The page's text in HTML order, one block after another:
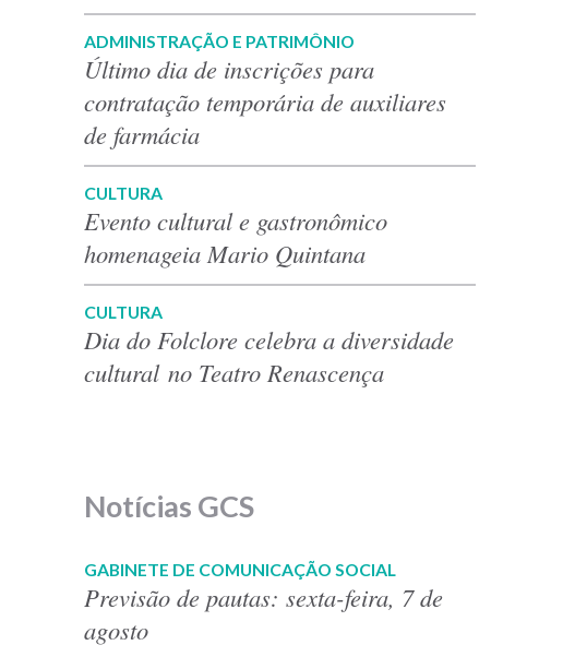
ADMINISTRAÇÃO E PATRIMÔNIO
Último dia de inscrições para
contratação temporária de auxiliares
de farmácia
CULTURA
Evento cultural e gastronômico
homenageia Mario Quintana
CULTURA
Dia do Folclore celebra a diversidade
cultural no Teatro Renascença
Notícias GCS
GABINETE DE COMUNICAÇÃO SOCIAL
Previsão de pautas: sexta-feira, 7 de
agosto